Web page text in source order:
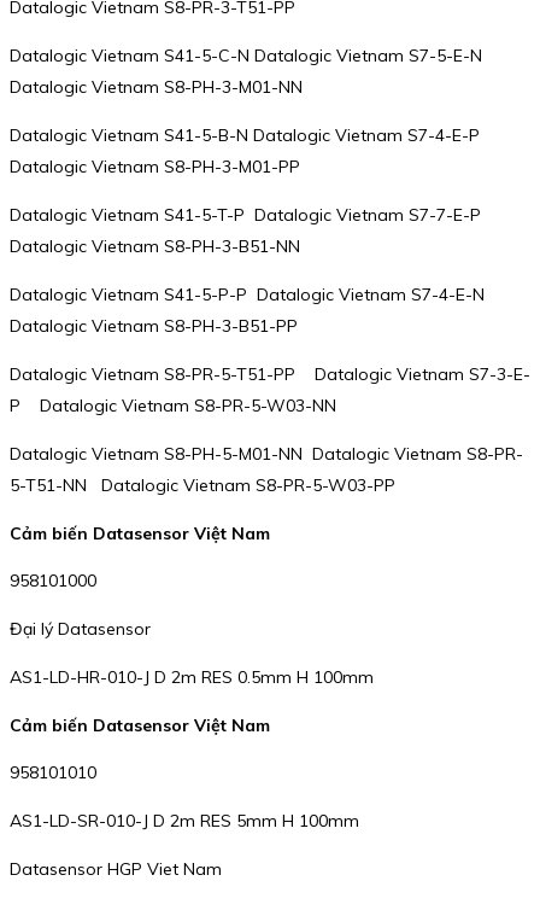
Datalogic Vietnam S8-PR-3-T51-PP
Datalogic Vietnam S41-5-C-N Datalogic Vietnam S7-5-E-N
Datalogic Vietnam S8-PH-3-M01-NN
Datalogic Vietnam S41-5-B-N Datalogic Vietnam S7-4-E-P
Datalogic Vietnam S8-PH-3-M01-PP
Datalogic Vietnam S41-5-T-P Datalogic Vietnam S7-7-E-P
Datalogic Vietnam S8-PH-3-B51-NN
Datalogic Vietnam S41-5-P-P Datalogic Vietnam S7-4-E-N
Datalogic Vietnam S8-PH-3-B51-PP
Datalogic Vietnam S8-PR-5-T51-PP Datalogic Vietnam S7-3-E-
P Datalogic Vietnam S8-PR-5-W03-NN
Datalogic Vietnam S8-PH-5-M01-NN Datalogic Vietnam S8-PR-
5-T51-NN Datalogic Vietnam S8-PR-5-W03-PP
Cảm biến Datasensor Việt Nam
958101000
Đại lý Datasensor
AS1-LD-HR-010-J D 2m RES 0.5mm H 100mm
Cảm biến Datasensor Việt Nam
958101010
AS1-LD-SR-010-J D 2m RES 5mm H 100mm
Datasensor HGP Viet Nam